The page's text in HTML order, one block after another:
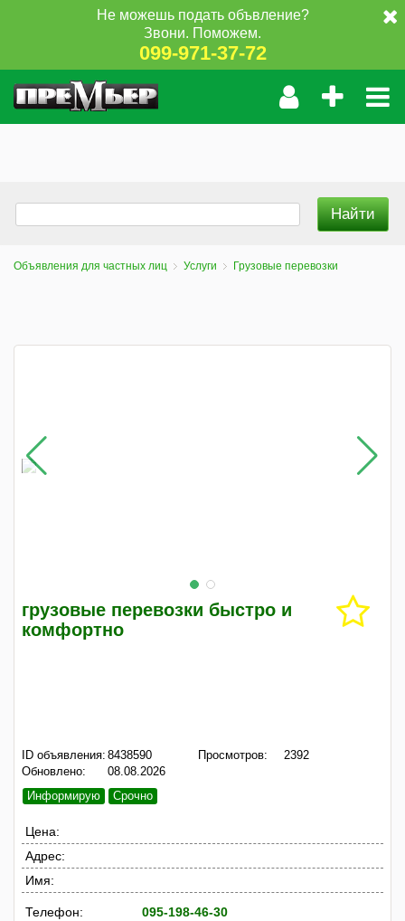
Не можешь подать объвление?
Звони. Поможем.
099-971-37-72
Объявления для частных лиц Услуги Грузовые перевозки
грузовые перевозки быстро и
комфортно
ID объявления: 8438590
Обновлено:
08.08.2026
Просмотров: 2392
Информирую Срочно
Цена:
Адрес:
Имя:
Телефон: 095-198-46-30